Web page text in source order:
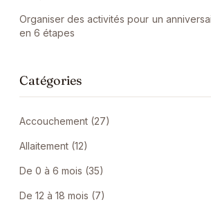
Organiser des activités pour un
en 6 étapes
Catégories
Accouchement (27)
Allaitement (12)
De 0 à 6 mois (35)
De 12 à 18 mois (7)